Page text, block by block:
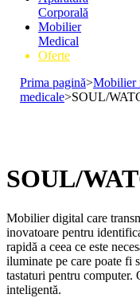
Corporală
Mobilier
Medical
Oferte
Prima pagină>Mobilier
medicale>SOUL/
SOUL/
Mobilier digital care
inovatoare pentru
rapidă a ceea ce este
iluminate pe care poate fi
tastaturi pentru computer.
inteligentă.